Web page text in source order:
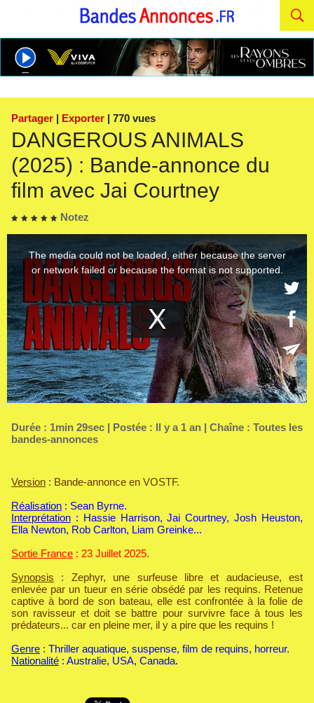
Partager | Exporter | 770 vues
DANGEROUS ANIMALS
(2025) : Bande-annonce du
film avec Jai Courtney
Notez
Durée : 1min 29sec | Postée : Il y a 1 an | Chaîne : Toutes les
bandes-annonces
Version : Bande-annonce en VOSTF.
Réalisation : Sean Byrne.
Interprétation : Hassie Harrison, Jai Courtney, Josh Heuston,
Ella Newton, Rob Carlton, Liam Greinke...
Sortie France : 23 Juillet 2025.
Synopsis : Zephyr, une surfeuse libre et audacieuse, est
enlevée par un tueur en série obsédé par les requins. Retenue
captive à bord de son bateau, elle est confrontée à la folie de
son ravisseur et doit se battre pour survivre face à tous les
prédateurs... car en pleine mer, il y a pire que les requins !
Genre : Thriller aquatique, suspense, film de requins, horreur.
Nationalité : Australie, USA, Canada.